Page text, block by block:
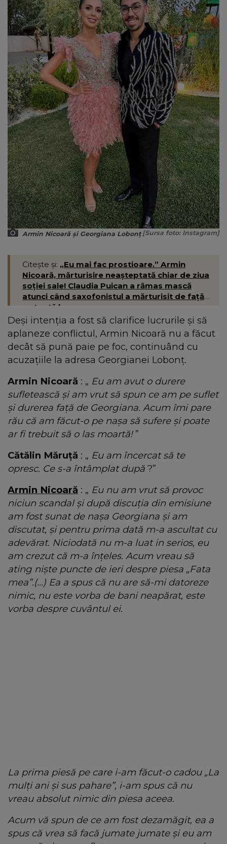
Armin Nicoară și Georgiana Lobonț [Sursa foto: Instagram]
Citește și: „Eu mai fac prostioare.” Armin
Nicoară, mărturisire neașteptată chiar de ziua
soției sale! Claudia Puican a rămas mască
atunci când saxofonistul a mărturisit de față
cu toată lumea
Deși intenția a fost să clarifice lucrurile și să
aplaneze conflictul, Armin Nicoară nu a făcut
decât să pună paie pe foc, continuând cu
acuzațiile la adresa Georgianei Lobonț.
Armin Nicoară : „ Eu am avut o durere
sufletească și am vrut să spun ce am pe suflet
și durerea față de Georgiana. Acum îmi pare
rău că am făcut-o pe nașa să sufere și poate
ar fi trebuit să o las moartă! ”
Cătălin Măruță : „ Eu am încercat să te
opresc. Ce s-a întâmplat după ?”
Armin Nicoară : „ Eu nu am vrut să provoc
niciun scandal și după discuția din emisiune
am fost sunat de nașa Georgiana și am
discutat, și pentru prima dată m-a ascultat cu
adevărat. Niciodată nu m-a luat in serios, eu
am crezut că m-a înțeles. Acum vreau să
ating niște puncte de ieri despre piesa „Fata
mea”.(...) Ea a spus că nu are să-mi datoreze
nimic, nu este vorba de bani neapărat, este
vorba despre cuvântul ei.
La prima piesă pe care i-am făcut-o cadou „La
mulți ani și sus pahare”, i-am spus că nu
vreau absolut nimic din piesa aceea.
Acum vă spun de ce am fost dezamăgit, ea a
spus că vrea să facă jumate jumate și eu am